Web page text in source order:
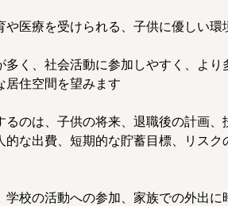
や医療を受けられる、子供に優しい環
く、社会活動に参加しやすく、より
居住空間を望みます
るのは、子供の将来、退職後の計画、
的な出費、短期的な貯蓄目標、リス
学校の活動への参加、家族での外出に